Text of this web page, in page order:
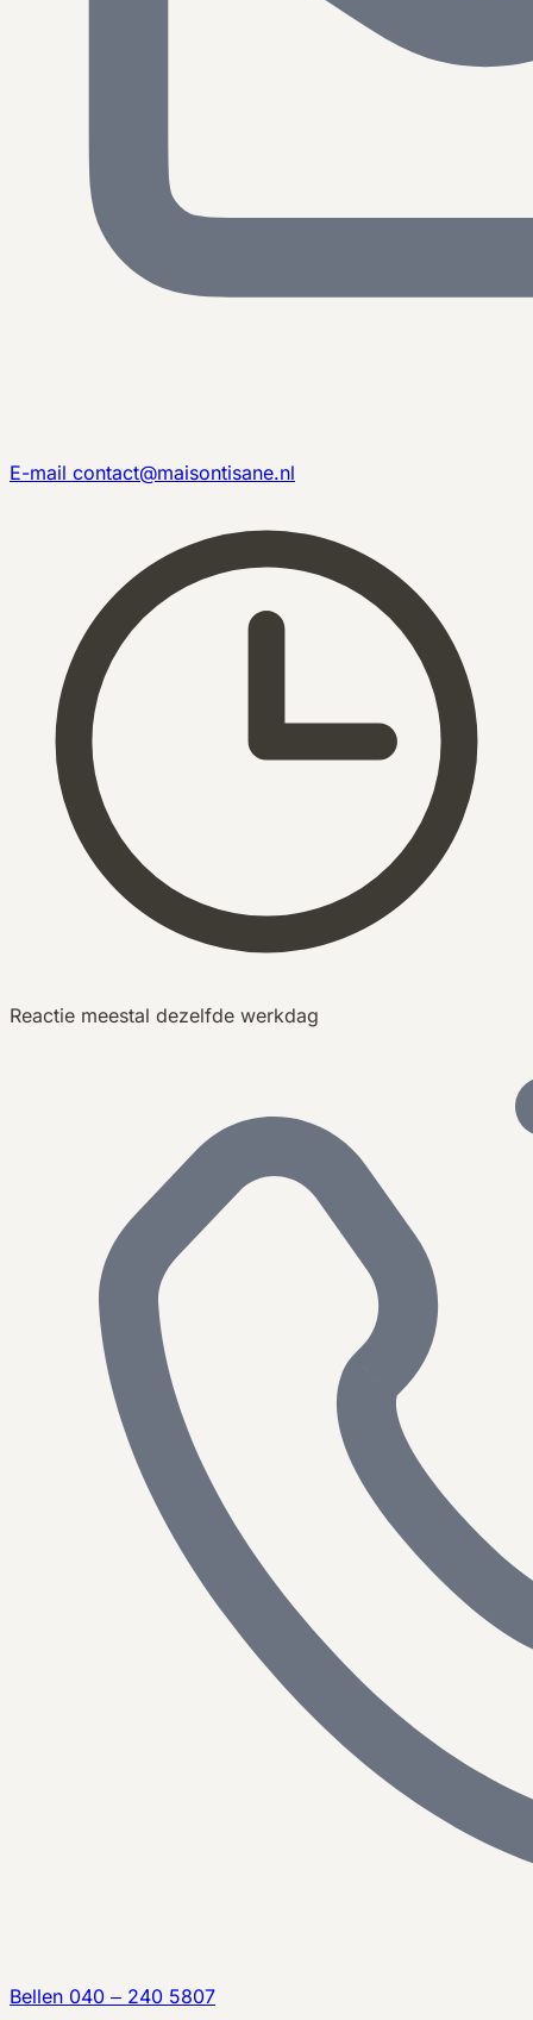
E-mail contact@maisontisane.nl
Reactie meestal dezelfde werkdag
Bellen 040 – 240 5807